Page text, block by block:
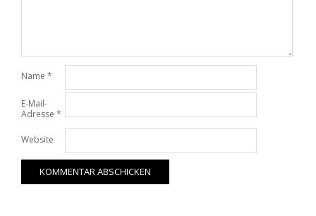
Name *
E-Mail-
Adresse *
Website